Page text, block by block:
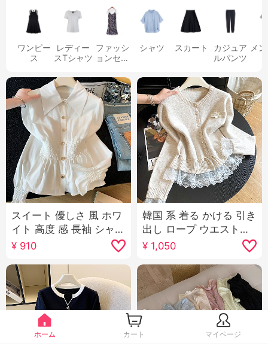
ワンピー
ス
レディー
スTシャツ
ファッシ
ョンセッ
シャツ スカート
カジュア
ルパンツ
メ
スイート 優しさ 風 ホワ
イト 高度 感 長袖 シャツ
女 早秋 フレンチ ウエス
トップス
¥ 910
韓国 系 着る かける 引き
出し ロープ ウエストシ
ェイプ クルーネック レ
ター女 秋冬用 プルオー
バー カジュアル デザイ
ン 感 ニットセーター
¥ 1,050
ホーム カート マイページ